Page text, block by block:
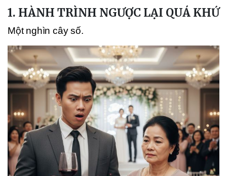
1. HÀNH TRÌNH NGƯỢC LẠI QUÁ KHỨ
Một nghìn cây số.